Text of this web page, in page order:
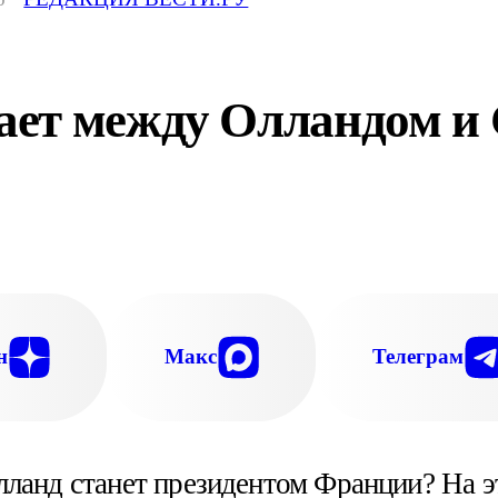
между Олландом и
Макс Телеграм
станет президентом Франции? На